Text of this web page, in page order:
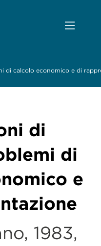
di calcolo economico e di
di
di
e
1983,